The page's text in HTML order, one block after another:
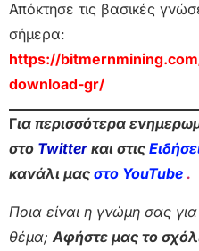
Απόκτησε τις βασικές
σήμερα:
https://
download-gr/
Για περισσότερα
στο Twitter και στις
κανάλι μας στο YouTube .
Ποια είναι η γνώμη σας
θέμα; Αφήστε μας το